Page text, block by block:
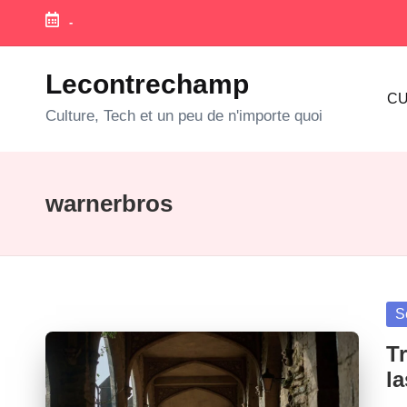
Skip
-
Lecontrechamp
Culture, Tech et un peu de n'importe quoi
warnerbros